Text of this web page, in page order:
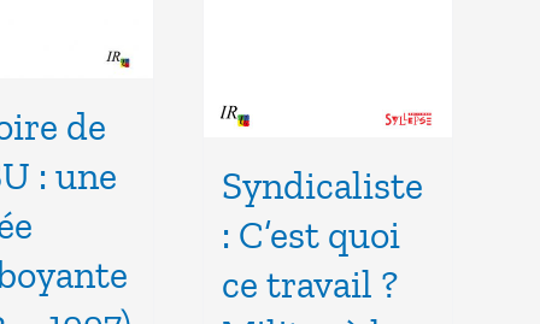
de
: une
Syndicaliste
: C’est quoi
ce travail ?